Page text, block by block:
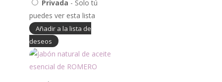
Privada - Solo tú
puedes ver esta lista
Añadir a la lista de
deseos